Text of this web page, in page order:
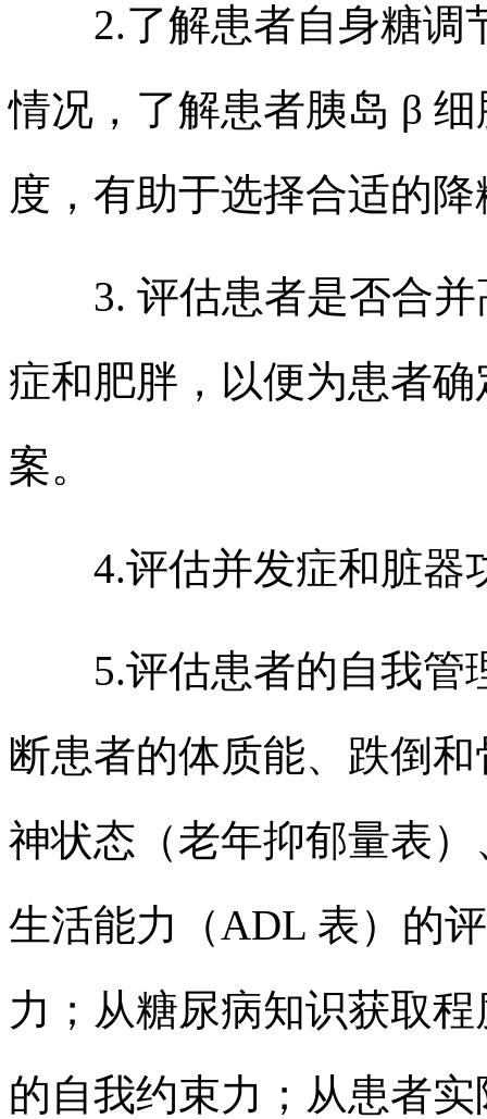
2.了解患者自身糖调
情况，了解患者胰岛 β
度，有助于选择合适的
3. 评估患者是否合并
症和肥胖，以便为患者
案。
4.评估并发症和脏器
5.评估患者的自我管
断患者的体质能、跌倒
神状态（老年抑郁量表
生活能力（ADL 表）的
力；从糖尿病知识获取
的自我约束力；从患者